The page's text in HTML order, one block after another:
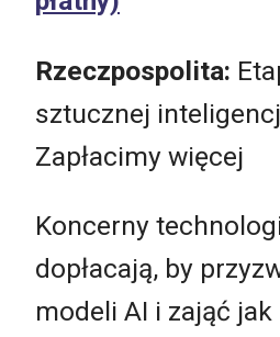
Rzeczpospolita:
sztucznej
Zapłacimy więcej
Koncerny
dopłacają, by
modeli AI i zająć